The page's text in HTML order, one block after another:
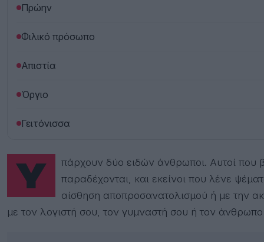
Πρώην
Φιλικό πρόσωπο
Απιστία
Όργιο
Γειτόνισσα
Υπάρχουν δύο ειδών άνθρωποι. Αυτοί που βλέπουν σεξουαλικά όνειρα και το
παραδέχονται, και εκείνοι που λένε
αίσθηση αποπροσανατολισμού ή με την
με τον λογιστή σου, τον γυμναστή σου ή τον